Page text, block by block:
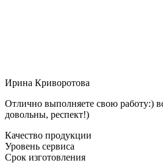
Ирина Криворотова
Отлично выполняете свою работу:)
довольны, респект!)
Качество продукции
Уровень сервиса
Срок изготовления